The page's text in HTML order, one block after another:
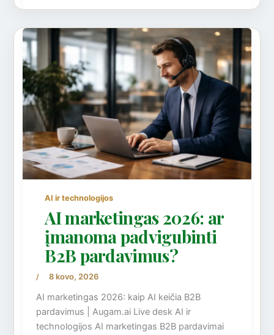
AI ir technologijos
AI marketingas 2026: ar
įmanoma padvigubinti
B2B pardavimus?
/ 8 kovo, 2026
AI marketingas 2026: kaip AI keičia B2B
pardavimus | Augam.ai Live desk AI ir
technologijos AI marketingas B2B pardavimai